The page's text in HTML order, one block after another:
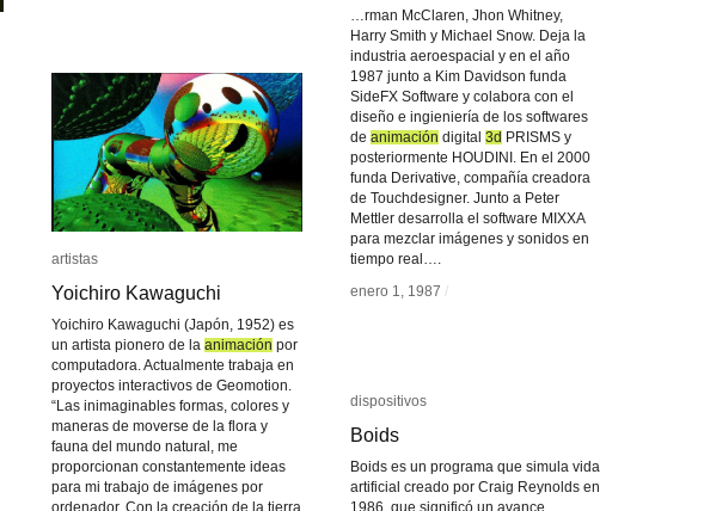
…rman McClaren, Jhon Whitney,
Harry Smith y Michael Snow. Deja la
industria aeroespacial y en el año
1987 junto a Kim Davidson funda
SideFX Software y colabora con el
diseño e ingieniería de los softwares
de animación digital 3d PRISMS y
posteriormente HOUDINI. En el 2000
funda Derivative, compañía creadora
de Touchdesigner. Junto a Peter
Mettler desarrolla el software MIXXA
para mezclar imágenes y sonidos en
tiempo real….
enero 1, 1987 /
animación 3d
enero 1, 1987 /
artistas
Yoichiro Kawaguchi
Yoichiro Kawaguchi (Japón, 1952) es
un artista pionero de la animación por
computadora. Actualmente trabaja en
proyectos interactivos de Geomotion.
“Las inimaginables formas, colores y
maneras de moverse de la flora y
fauna del mundo natural, me
proporcionan constantemente ideas
para mi trabajo de imágenes por
ordenador. Con la creación de la tierra
artistas
Yoichiro Kawaguchi
animación
dispositivos
Boids
Boids es un programa que simula vida
artificial creado por Craig Reynolds en
1986, que significó un avance
dispositivos
Boids